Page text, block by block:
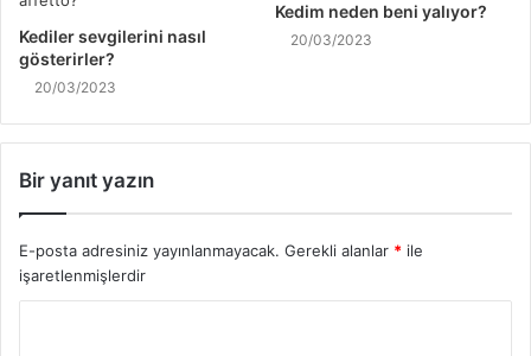
Kediler sevgilerini nasıl
gösterirler?
20/03/2023
Kedim neden beni yalıyor?
20/03/2023
Bir yanıt yazın
E-posta adresiniz yayınlanmayacak. Gerekli alanlar * ile
işaretlenmişlerdir